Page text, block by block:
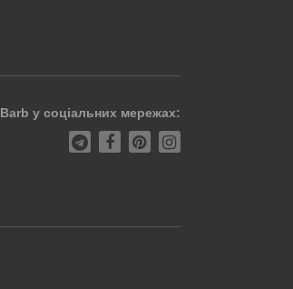
Barb у соціальних мережах: